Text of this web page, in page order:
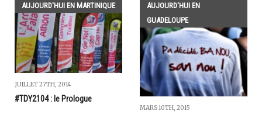
AUJOURD'HUI EN MARTINIQUE
JUILLET 27TH, 2014
#TDY2104 : le Prologue
AUJOURD'HUI EN
GUADELOUPE
MARS 10TH, 2015